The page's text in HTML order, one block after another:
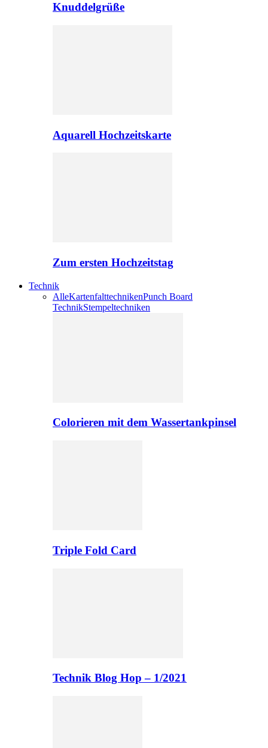
Knuddelgrüße
Aquarell Hochzeitskarte
Zum ersten Hochzeitstag
Technik
AlleKartenfalttechnikenPunch Board
TechnikStempeltechniken
Colorieren mit dem Wassertankpinsel
Triple Fold Card
Technik Blog Hop – 1/2021